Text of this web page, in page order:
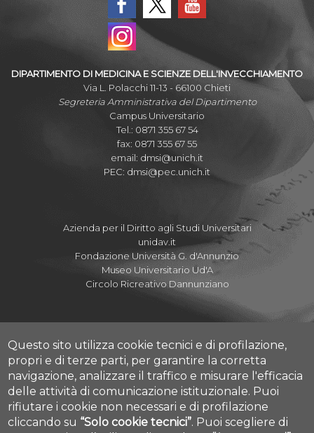
DIPARTIMENTO DI MEDICINA E SCIENZE DELL'INVECCHIAMENTO
Via L. Polacchi 11-13 - 66100 Chieti
Segreteria Amministrativa del Dipartimento
Campus Universitario
Tel.: 0871 355 67 54
fax: 0871 355 67 55
email: dmsi@unich.it
PEC: dmsi@pec.unich.it
Azienda per il Diritto agli Studi Universitari
unidav.it
Fondazione Università G. d'Annunzio
Museo Universitario Ud'A
Circolo Ricreativo Dannunziano
Albo Pretorio Online
Amministrazione Trasparente
Parla con noi
Mettiamoci la Faccia
Fatturazione elettronica
Cookie settings
Questo sito utilizza cookie tecnici e di profilazione,
propri e di terze parti, per garantire la corretta
navigazione, analizzare il traffico e misurare l'efficacia
delle attività di comunicazione istituzionale. Puoi
rifiutare i cookie non necessari e di profilazione
cliccando su “Solo cookie tecnici”. Puoi scegliere di